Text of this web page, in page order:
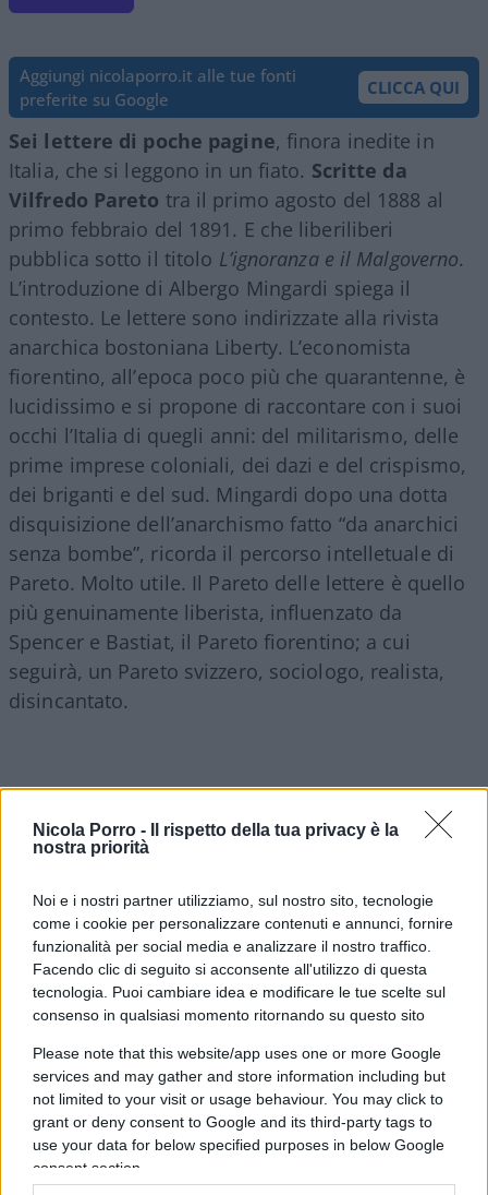
Nicola Porro -
Il rispetto della tua privacy è la
nostra priorità
Noi e i nostri partner utilizziamo, sul nostro sito, tecnologie
come i cookie per personalizzare contenuti e annunci, fornire
funzionalità per social media e analizzare il nostro traffico.
Facendo clic di seguito si acconsente all'utilizzo di questa
tecnologia. Puoi cambiare idea e modificare le tue scelte sul
consenso in qualsiasi momento ritornando su questo sito
Please note that this website/app uses one or more Google
services and may gather and store information including but
not limited to your visit or usage behaviour. You may click to
grant or deny consent to Google and its third-party tags to
use your data for below specified purposes in below Google
consent section.
Aggiungi nicolaporro.it alle tue fonti
preferite su Google
CLICCA QUI
Sei lettere di poche pagine, finora inedite in
Italia, che si leggono in un fiato. Scritte da
Vilfredo Pareto tra il primo agosto del 1888 al
primo febbraio del 1891. E che liberiliberi
pubblica sotto il titolo L’ignoranza e il Malgoverno.
L’introduzione di Albergo Mingardi spiega il
contesto. Le lettere sono indirizzate alla rivista
anarchica bostoniana Liberty. L’economista
fiorentino, all’epoca poco più che quarantenne, è
lucidissimo e si propone di raccontare con i suoi
occhi l’Italia di quegli anni: del militarismo, delle
prime imprese coloniali, dei dazi e del crispismo,
dei briganti e del sud. Mingardi dopo una dotta
disquisizione dell’anarchismo fatto “da anarchici
senza bombe”, ricorda il percorso intelletuale di
Pareto. Molto utile. Il Pareto delle lettere è quello
più genuinamente liberista, influenzato da
Spencer e Bastiat, il Pareto fiorentino; a cui
seguirà, un Pareto svizzero, sociologo, realista,
disincantato.
Ma torniamo alle lettere. Non si tratta certo di
un pensiero unico, filante. In alcuni passi sono
persino ripetitive. Ma sono stupende, vere e
opposte. Quella del cronista delle cose italiane. La
descrizione della divisione tra nord e sud, il
fenomeno del brigantaggio. Bellissima la
descrizione, contenuta in due successive missive,
dal consenso interessato e poi mollato per le sue
intemperanze parlamentari. E poi il bilancio dello
Stato, riassunto da perfetto cronista finanziario in
tre righe: quasi seicento milioni di franchi l’anno
spesi per spese militari, circa un terzo dell’intero